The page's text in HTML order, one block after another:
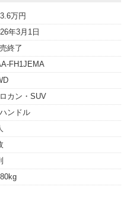
万円
年3月1日
終了
FH1JEMA
カン・SUV
ンドル